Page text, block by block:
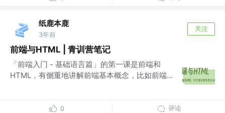
纸鹿本鹿
3年前
关注
前端与HTML | 青训营笔记
「前端入门 - 基础语言篇」的第一课是前端和
HTML，有侧重地讲解前端基本概念，比如前端...
0 评论